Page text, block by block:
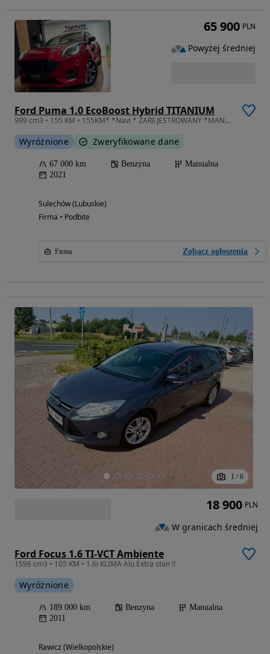
Ford Puma 1.0 EcoBoost Hybrid TITANIUM
999 cm3 • 155 KM • 155KM* *Navi * ZAREJESTROWANY *MANUAL* gwarancja* bezwypadkowa *LED*
Wyróżnione Zweryfikowane dane
67 000 km Benzyna
Manualna
2021
Sulechów (Lubuskie)
Firma • Podbite
Firma Zobacz ogłoszenia
65 900 PLN
Powyżej średniej
1 / 6
Ford Focus 1.6 TI-VCT Ambiente
1596 cm3 • 105 KM • 1.6i KLIMA Alu Extra stan !!
Wyróżnione
189 000 km Benzyna
Manualna
2011
Rawicz (Wielkopolskie)
18 900 PLN
W granicach średniej